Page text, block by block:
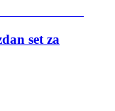
set za